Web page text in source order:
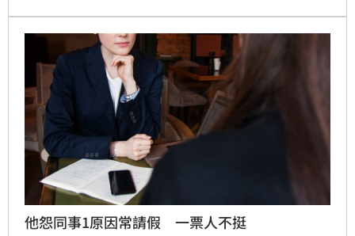
他怨同事1原因常請假 一票人不挺